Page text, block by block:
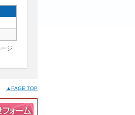
ジ
▲PAGE TOP